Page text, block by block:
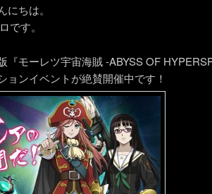
にちは。
です。
『モーレツ宇宙海賊 -ABYSS OF
ョンイベントが絶賛開催中です！